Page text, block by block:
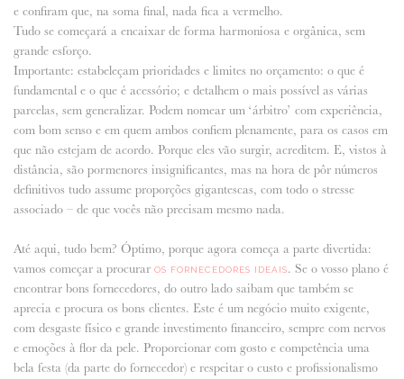
e confiram que, na soma final, nada fica a vermelho.
Tudo se começará a encaixar de forma harmoniosa e orgânica, sem
grande esforço.
Importante: estabeleçam prioridades e limites no orçamento: o que é
fundamental e o que é acessório; e detalhem o mais possível as várias
parcelas, sem generalizar. Podem nomear um ‘árbitro’ com experiência,
com bom senso e em quem ambos confiem plenamente, para os casos em
que não estejam de acordo. Porque eles vão surgir, acreditem. E, vistos à
distância, são pormenores insignificantes, mas na hora de pôr números
definitivos tudo assume proporções gigantescas, com todo o stresse
associado – de que vocês não precisam mesmo nada.
Até aqui, tudo bem? Óptimo, porque agora começa a parte divertida:
vamos começar a procurar OS FORNECEDORES IDEAIS. Se o vosso plano é
encontrar bons fornecedores, do outro lado saibam que também se
aprecia e procura os bons clientes. Este é um negócio muito exigente,
com desgaste físico e grande investimento financeiro, sempre com nervos
e emoções à flor da pele. Proporcionar com gosto e competência uma
bela festa (da parte do fornecedor) e respeitar o custo e profissionalismo